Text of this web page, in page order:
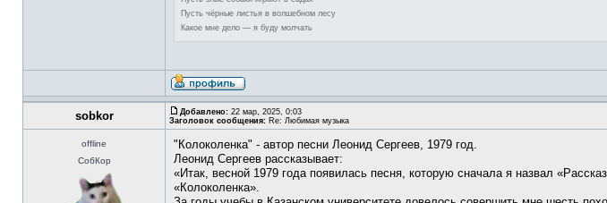
Пусть чёрные листья в волшебном лесу
Какое мне дело — я буду молчать
sobkor Добавлено: 22 мар, 2025, 0:03
Заголовок сообщения: Re: Любимая музыка
offline
СобКор
"Колоколенка" - автор песни Леонид Сергеев, 1979 год.
Леонид Сергеев рассказывает:
«Итак, весной 1979 года появилась песня, которую сначала я назвал
«Колоколенка».